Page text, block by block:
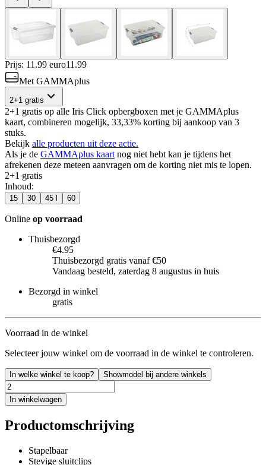
Prijs: 11.99 euro11 .99
Met GAMMAplus
2+1 gratis
2+1 gratis op alle Iris Click opbergboxen met je GAMMAplus
kaart, combineren mogelijk, 33,33% korting bij aankoop van 3
stuks.
Bekijk alle producten uit deze actie.
Als je de GAMMAplus kaart nog niet hebt kan je tijdens het
afrekenen deze meteen aanvragen om de korting niet mis te lopen.
2+1 gratis
Inhoud:
15 30 45 l 60
Online op voorraad
Thuisbezorgd
€4.95
Thuisbezorgd gratis vanaf €50
Vandaag besteld, zaterdag 8 augustus in huis
Bezorgd in winkel
gratis
Voorraad in de winkel
Selecteer jouw winkel om de voorraad in de winkel te controleren.
In welke winkel te koop? Showmodel bij andere winkels
In winkelwagen
Productomschrijving
Stapelbaar
Stevige sluitclips